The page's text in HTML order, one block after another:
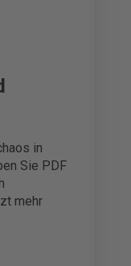
in
Sie PDF
mehr